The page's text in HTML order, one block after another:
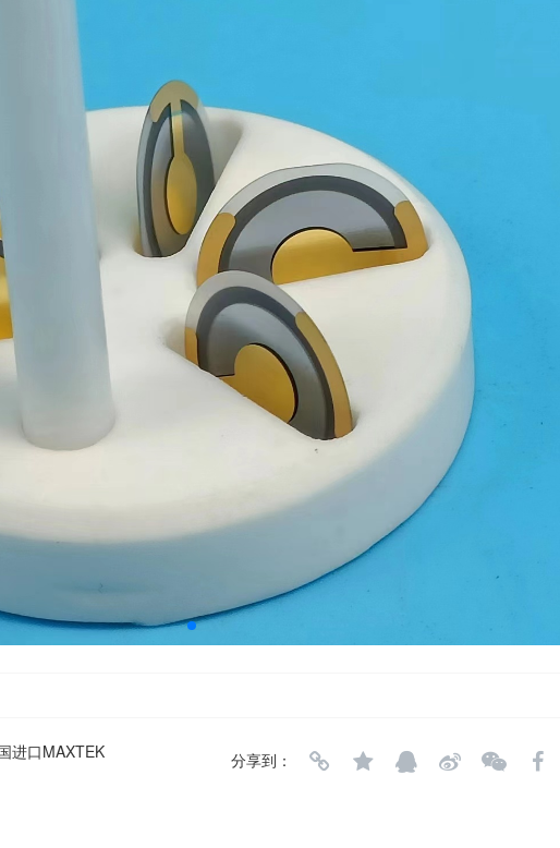
进口MAXTEK
分享到：